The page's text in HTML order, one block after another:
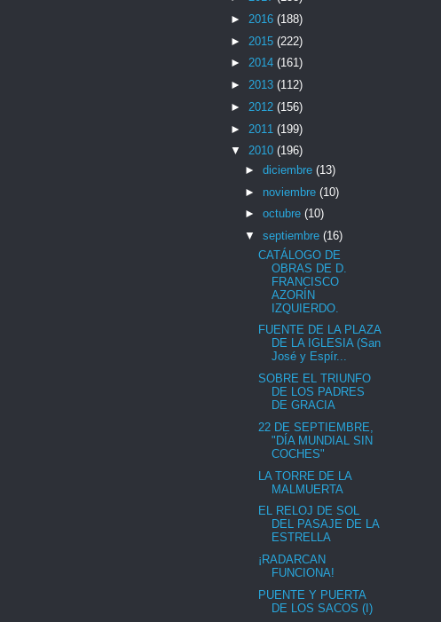
► 2016 (188)
► 2015 (222)
► 2014 (161)
► 2013 (112)
► 2012 (156)
► 2011 (199)
▼ 2010 (196)
► diciembre (13)
► noviembre (10)
► octubre (10)
▼ septiembre (16)
CATÁLOGO DE
OBRAS DE D.
FRANCISCO
AZORÍN
IZQUIERDO.
FUENTE DE LA PLAZA
DE LA IGLESIA (San
José y Espír...
SOBRE EL TRIUNFO
DE LOS PADRES
DE GRACIA
22 DE SEPTIEMBRE,
"DÍA MUNDIAL SIN
COCHES"
LA TORRE DE LA
MALMUERTA
EL RELOJ DE SOL
DEL PASAJE DE LA
ESTRELLA
¡RADARCAN
FUNCIONA!
PUENTE Y PUERTA
DE LOS SACOS (I)